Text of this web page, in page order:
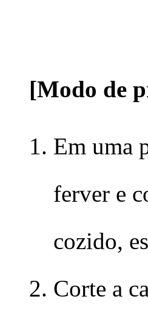
[Modo de
Em uma
ferver e
cozido,
Corte a